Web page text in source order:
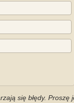
się błędy. Proszę